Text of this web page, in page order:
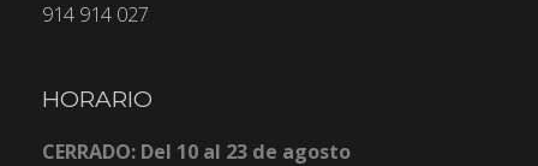
914 914 027
HORARIO
CERRADO: Del 10 al 23 de agosto